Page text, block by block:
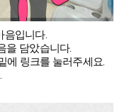
음입니다.
을 담았습니다.
에 링크를 눌러주세요.